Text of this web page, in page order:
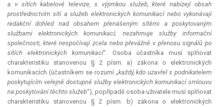
a v sítích kabelové televize, s výjimkou služeb, které nabízejí obsah
prostřednictvím sítí a služeb elektronických komunikací nebo vykonávají
redakční dohled nad obsahem přenášeným sítěmi a poskytovaným
službami elektronických komunikací; nezahrnuje služby informační
společnosti, které nespočívají zcela nebo převážně v přenosu signálů po
sítích elektronických komunikací“. Osoba účastníka musí splňovat
charakteristiku stanovenou § 2 písm. a) zákona o elektronických
komunikacích (účastníkem se rozumí „každý, kdo uzavřel s podnikatelem
poskytujícím veřejně dostupné služby elektronických komunikací smlouvu
na poskytování těchto služeb“), popřípadě osoba uživatele musí splňovat
charakteristiku stanovenou § 2 písm. b) zákona o elektronických